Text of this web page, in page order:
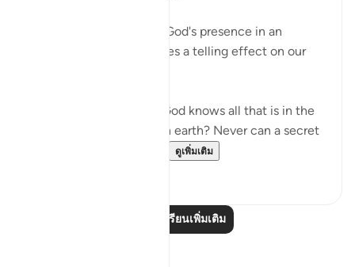
The surah then portrays God's presence in an
inspiring image that leaves a telling effect on our
Are you not aware that God knows all that is in the
heavens and all that is on earth? Never can a secret
ดูเพิ่มเติม
อ่านบทเรียนเพิ่มเติม